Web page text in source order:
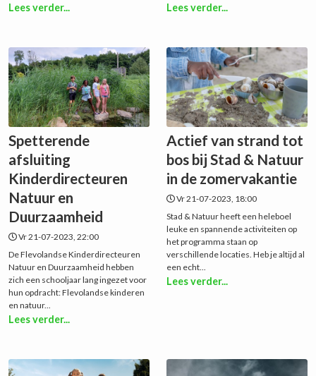
Lees verder... Lees verder...
Spetterende
afsluiting
Kinderdirecteuren
Natuur en
Duurzaamheid
Vr 21-07-2023, 22:00
De Flevolandse Kinderdirecteuren
Natuur en Duurzaamheid hebben
zich een schooljaar lang ingezet voor
hun opdracht: Flevolandse kinderen
en natuur...
Lees verder...
Actief van strand tot
bos bij Stad & Natuur
in de zomervakantie
Vr 21-07-2023, 18:00
Stad & Natuur heeft een heleboel
leuke en spannende activiteiten op
het programma staan op
verschillende locaties. Heb je altijd al
een echt...
Lees verder...